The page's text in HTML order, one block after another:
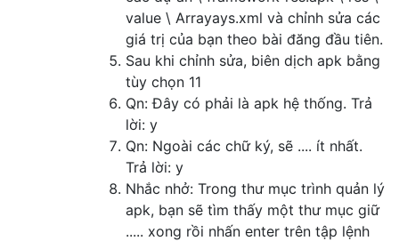
value \ Arrayays.xml và chỉnh sửa các
giá trị của bạn theo bài đăng đầu tiên.
Sau khi chỉnh sửa, biên dịch apk bằng
tùy chọn 11
Qn: Đây có phải là apk hệ thống. Trả
lời: y
Qn: Ngoài các chữ ký, sẽ .... ít nhất.
Trả lời: y
Nhắc nhở: Trong thư mục trình quản lý
apk, bạn sẽ tìm thấy một thư mục giữ
..... xong rồi nhấn enter trên tập lệnh